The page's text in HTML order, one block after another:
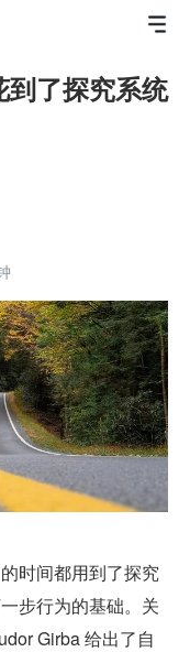
了探究系统
时间都用到了探究
步行为的基础。关
Girba 给出了自